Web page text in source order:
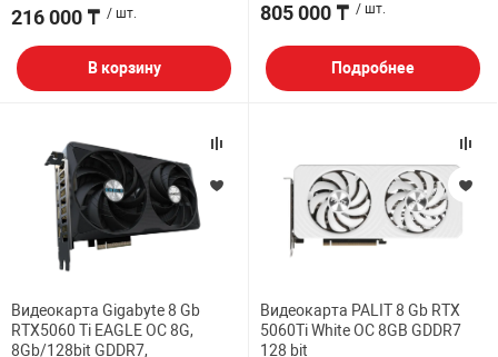
216 000 ₸ / шт.
В корзину
805 000 ₸ / шт.
Подробнее
Видеокарта Gigabyte 8 Gb
RTX5060 Ti EAGLE OC 8G,
8Gb/128bit GDDR7,
Видеокарта PALIT 8 Gb RTX
5060Ti White OC 8GB GDDR7
128 bit